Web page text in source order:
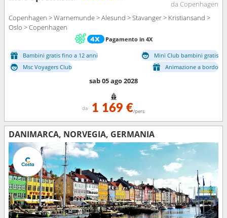
da Copenhagen
Copenhagen > Warnemunde > Alesund > Stavanger > Kristiansand >
Oslo > Copenhagen
Pagamento in 4X
Bambini gratis fino a 12 anni
Mini Club bambini gratis
Msc Voyagers Club
Animazione a bordo
sab 05 ago 2028
da 1 169 €/pers
DANIMARCA, NORVEGIA, GERMANIA